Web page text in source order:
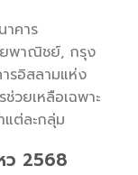
าคาร
ยพาณิชย์, กรุง
รอิสลามแห่ง
วยเหลือเฉพาะ
แต่ละกลุ่ม
ว 2568